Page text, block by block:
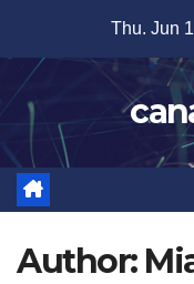
content
Thu. Jun
Author: